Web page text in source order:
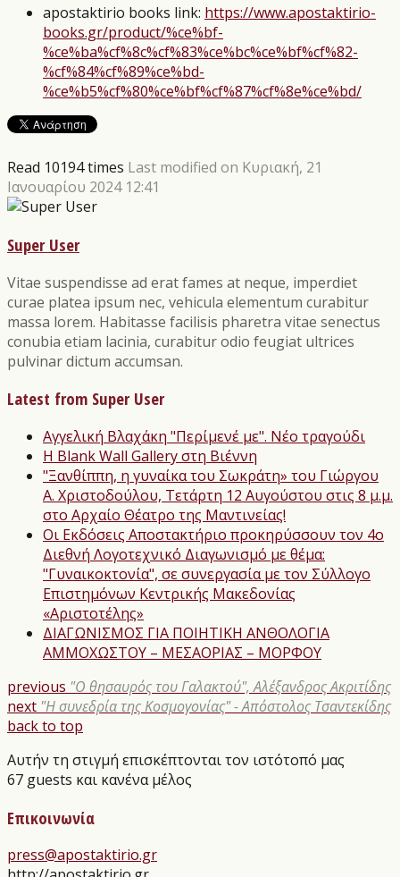
apostaktirio books link: https://www.apostaktirio-
books.gr/product/%ce%bf-
%ce%ba%cf%8c%cf%83%ce%bc%ce%bf%cf%82-
%cf%84%cf%89%ce%bd-
%ce%b5%cf%80%ce%bf%cf%87%cf%8e%ce%bd/
Read 10194 times Last modified on Κυριακή, 21
Ιανουαρίου 2024 12:41
Super User
Vitae suspendisse ad erat fames at neque, imperdiet
curae platea ipsum nec, vehicula elementum curabitur
massa lorem. Habitasse facilisis pharetra vitae senectus
conubia etiam lacinia, curabitur odio feugiat ultrices
pulvinar dictum accumsan.
Latest from Super User
Αγγελική Βλαχάκη "Περίμενέ με". Νέο τραγούδι
Η Blank Wall Gallery στη Βιέννη
"Ξανθίππη, η γυναίκα του Σωκράτη» του Γιώργου
Α. Χριστοδούλου, Τετάρτη 12 Αυγούστου στις 8 μ.μ.
στο Αρχαίο Θέατρο της Μαντινείας!
Οι Εκδόσεις Αποστακτήριο προκηρύσσουν τον 4ο
Διεθνή Λογοτεχνικό Διαγωνισμό με θέμα:
"Γυναικοκτονία", σε συνεργασία με τον Σύλλογο
Επιστημόνων Κεντρικής Μακεδονίας
«Αριστοτέλης»
ΔΙΑΓΩΝΙΣΜΟΣ ΓΙΑ ΠΟΙΗΤΙΚΗ ΑΝΘΟΛΟΓΙΑ
ΑΜΜΟΧΩΣΤΟΥ – ΜΕΣΑΟΡΙΑΣ – ΜΟΡΦΟΥ
previous "Ο θησαυρός του Γαλακτού", Αλέξανδρος Ακριτίδης
next "Η συνεδρία της Κοσμογονίας" - Απόστολος Τσαντεκίδης
back to top
Αυτήν τη στιγμή επισκέπτονται τον ιστότοπό μας
67 guests και κανένα μέλος
Επικοινωνία
press@apostaktirio.gr